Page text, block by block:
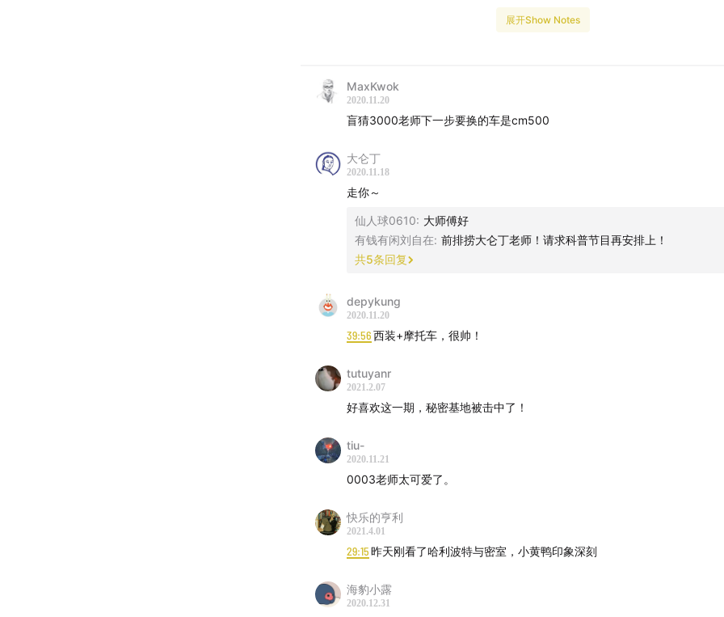
3000强迫李叔买下了什么，李叔竟然直到今天还未开封？节目最后，小
和大家分享了他最近生活中的重大决定。
“有趣灵魂指南”是由趣卡燕麦脆和日谈公园共同发起的系列节目。除本
外，我们还邀请到无聊斋、凹凸电波、Blow Your Mind、真发发大王
共五家播客分别讲述他们心中的有趣灵魂。
展开Show Notes
MaxKwok
2020.11.20
盲猜3000老师下一步要换的车是cm500
大仑丁
2020.11.18
走你～
仙人球0610: 大师傅好
有钱有闲刘自在: 前排捞大仑丁老师！请求科普节目再安排上！
共5条回复
depykung
2020.11.20
39:56西装+摩托车，很帅！
tutuyanr
2021.2.07
好喜欢这一期，秘密基地被击中了！
tiu-
2020.11.21
0003老师太可爱了。
快乐的亨利
2021.4.01
29:15昨天刚看了哈利波特与密室，小黄鸭印象深刻
海豹小露
2020.12.31